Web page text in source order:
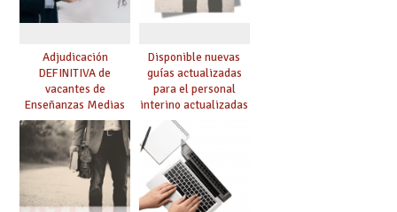
Adjudicación
DEFINITIVA de
vacantes de
Enseñanzas Medias
para el curso 26-27
Disponible nuevas
guías actualizadas
para el personal
interino actualizadas
para el curso 26/27